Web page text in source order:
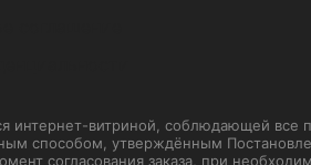
интернет-витриной, соблюдающей все
способом, утверждённым
согласования заказа, при